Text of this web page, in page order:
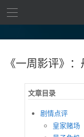
《一周影评》
剧情点评
皇家赌场